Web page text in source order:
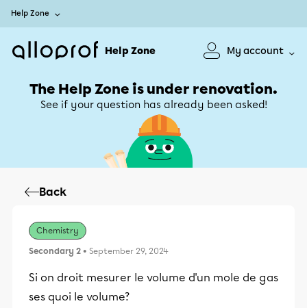
Help Zone
Help Zone My account
The Help Zone is under renovation.
See if your question has already been asked!
Back
Chemistry
Secondary 2 • September 29, 2024
Si on droit mesurer le volume d'un mole de gas
ses quoi le volume?